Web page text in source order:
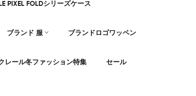
PIXEL FOLDシリーズケース
ブランド 服 ブランドロゴワッペン
レール冬ファッション特集 セール